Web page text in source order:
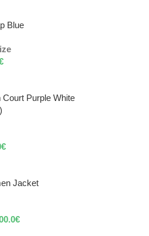
Blue
Purple White
€
Jacket
€